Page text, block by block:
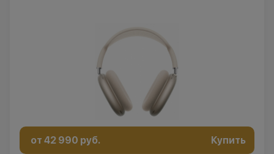
от 42 990 руб. Купить